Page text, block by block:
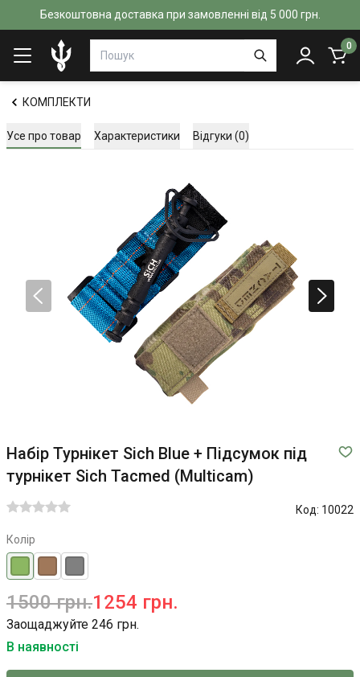
Безкоштовна доставка при замовленні від 5 000 грн.
0
КОМПЛЕКТИ
Усе про товар Характеристики Відгуки (0)
Набір Турнікет Sich Blue + Підсумок під
турнікет Sich Tacmed (Multicam)
Код: 10022
Колір
1500 грн.1254 грн.
Заощаджуйте 246 грн.
В наявності